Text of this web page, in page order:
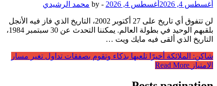
أغسطس 4, 2026 أغسطس 4, 2026 -
by محمد الرشيدي
لن تتفوق أي تاريخ على 27 أكتوبر 2002، التاريخ الذي فاز فيه الأنجل
بلقبهم الوحيد في بطولة العالم. يمكننا التحدث عن 30 سبتمبر 1984،
التاريخ الذي ألقى فيه مايك ويت …
شاكن: الملائكة أخيرًا تلعبها بذكاء وتقوم بصفقات تداول تغير مسار
الامتياز